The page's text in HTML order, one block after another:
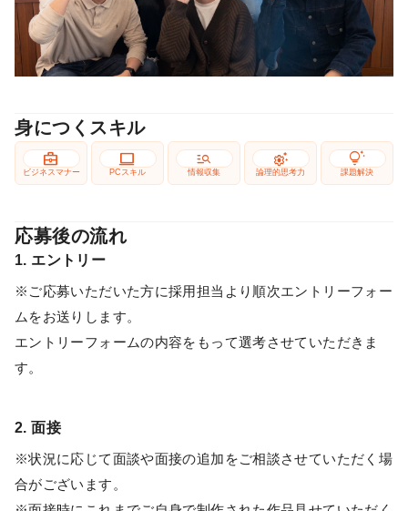
身につくスキル
business_center
ビジネスマナー
computer
PCスキル
manage_search
情報収集
settings_suggest
論理的思考力
tips_and_updates
課題解決
応募後の流れ
1. エントリー
※ご応募いただいた方に採用担当より順次エントリーフォー
ムをお送りします。
エントリーフォームの内容をもって選考させていただきま
す。
2. 面接
※状況に応じて面談や面接の追加をご相談させていただく場
合がございます。